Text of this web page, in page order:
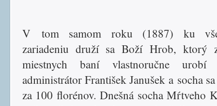
V tom samom roku (1887) ku
zariadeniu druží sa Boží Hrob, ktorý
miestnych baní vlastnoručne urobí
administrátor František Janušek a socha
za 100 florénov. Dnešná socha Mŕtveho